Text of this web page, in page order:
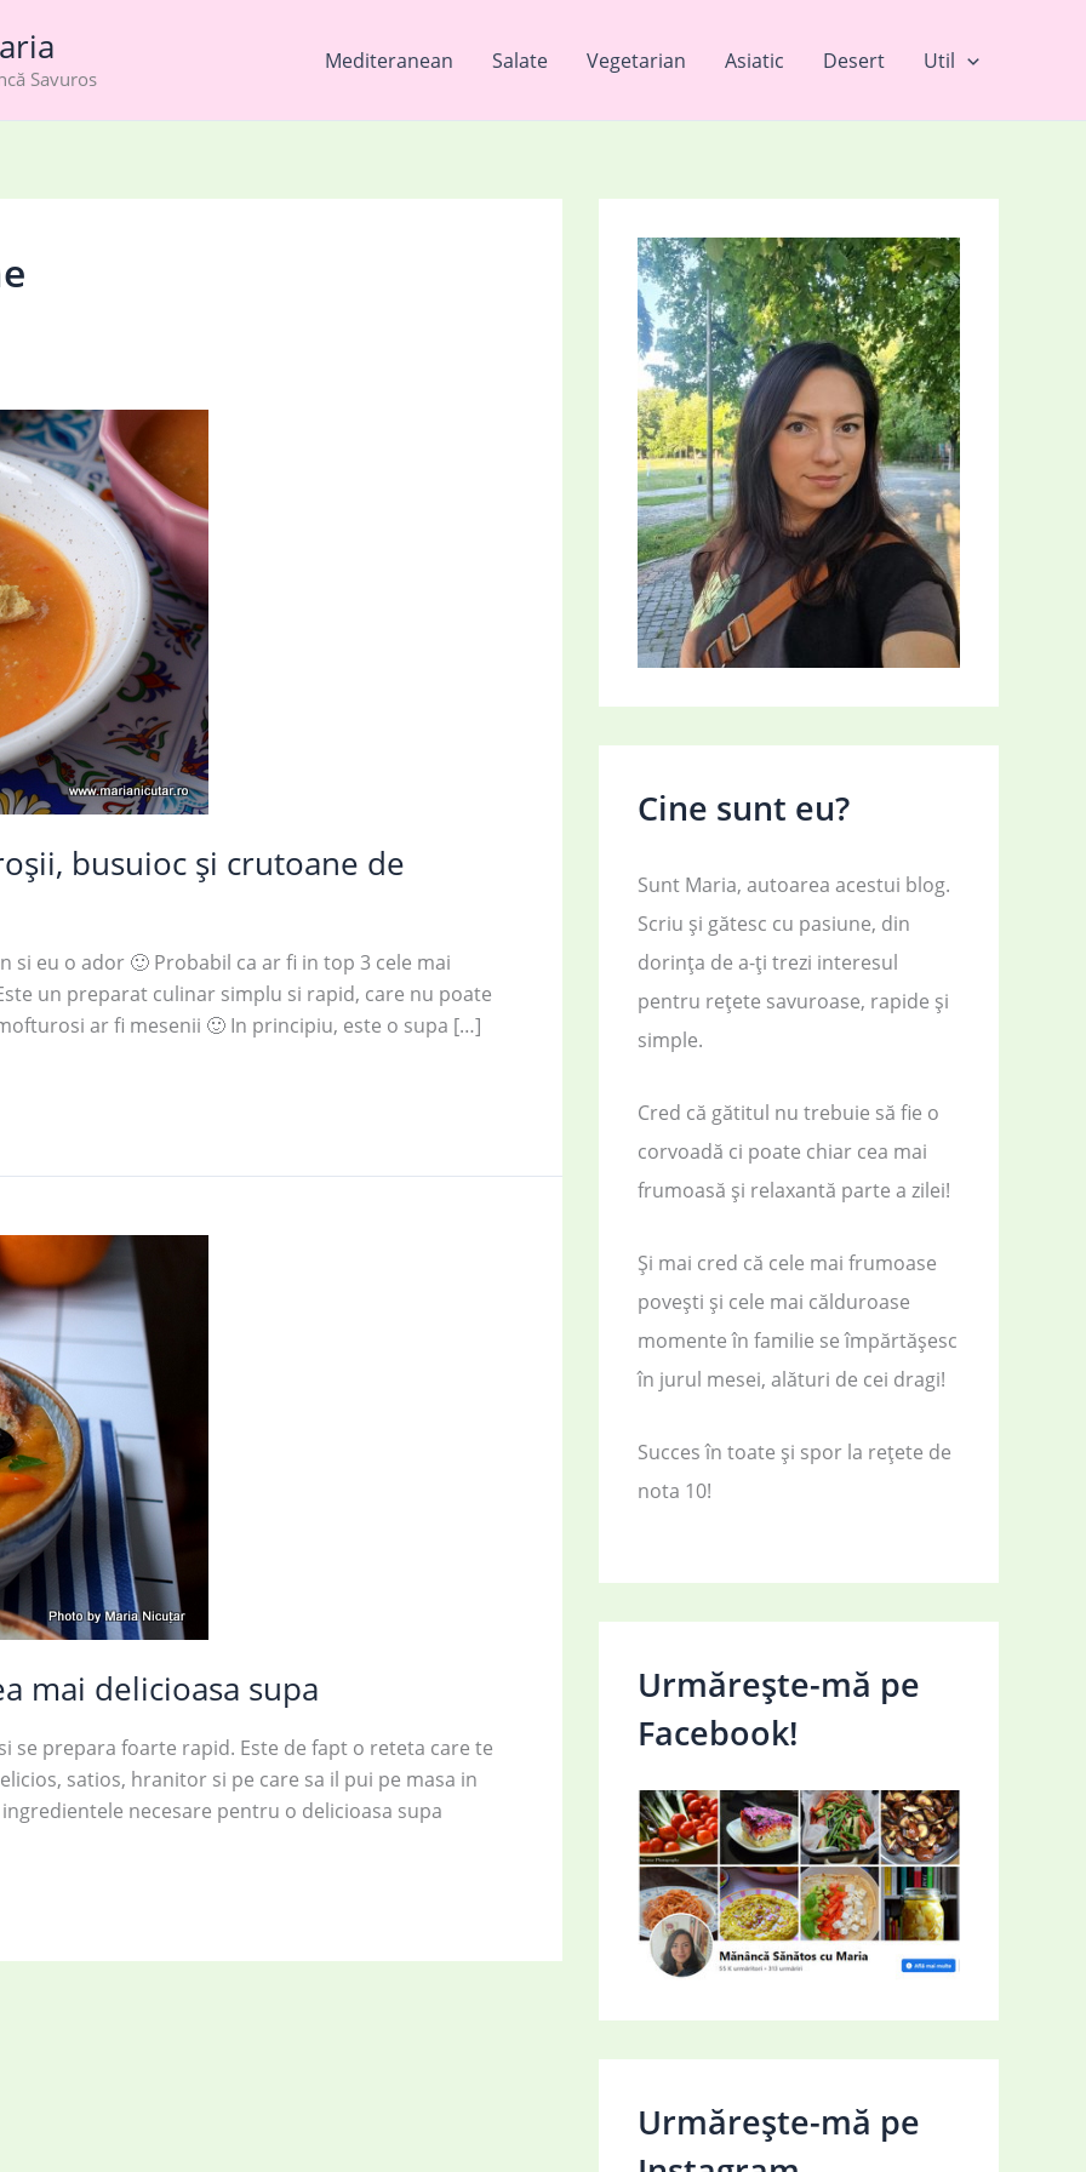
Savuros
Mediteranean Salate Vegetarian Asiatic Desert Util
busuioc și crutoane de
si eu o ador 🙂 Probabil ca ar fi in top 3 cele mai
un preparat culinar simplu si rapid, care nu poate
ar fi mesenii 🙂 In principiu, este o supa […]
mai delicioasa supa
se prepara foarte rapid. Este de fapt o reteta care te
satios, hranitor si pe care sa il pui pe masa in
necesare pentru o delicioasa supa
Cine sunt eu?
Sunt Maria, autoarea acestui blog.
Scriu și gătesc cu pasiune, din
dorința de a-ți trezi interesul
pentru rețete savuroase, rapide și
simple.
Cred că gătitul nu trebuie să fie o
corvoadă ci poate chiar cea mai
frumoasă și relaxantă parte a zilei!
Și mai cred că cele mai frumoase
povești și cele mai călduroase
momente în familie se împărtășesc
în jurul mesei, alături de cei dragi!
Succes în toate și spor la rețete de
nota 10!
Urmărește-mă pe
Facebook!
Urmărește-mă pe